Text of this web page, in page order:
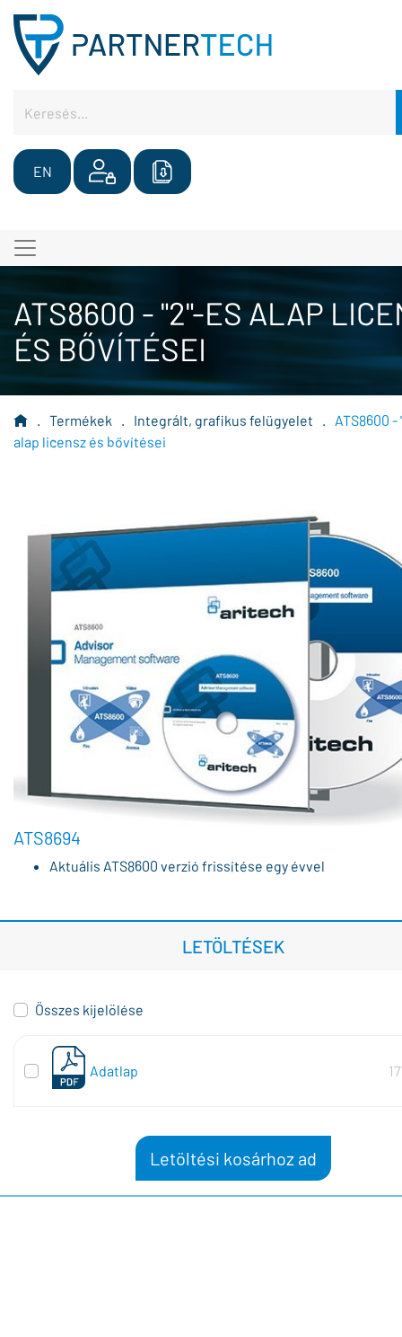
EN
ATS8600 - "2"-ES ALAP
ÉS BŐVÍTÉSEI
. Termékek . Integrált, grafikus felügyelet .
ATS8600 -
alap licensz és bővítései
ATS8694
Aktuális ATS8600 verzió frissítése egy évvel
LETÖLTÉSEK
Összes kijelölése
Adatlap
Letöltési kosárhoz ad